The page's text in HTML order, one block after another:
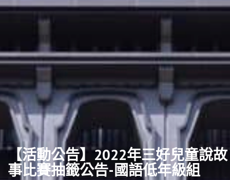
【活動公告】2022年三好兒童說故
事比賽抽籤公告-國語低年級組